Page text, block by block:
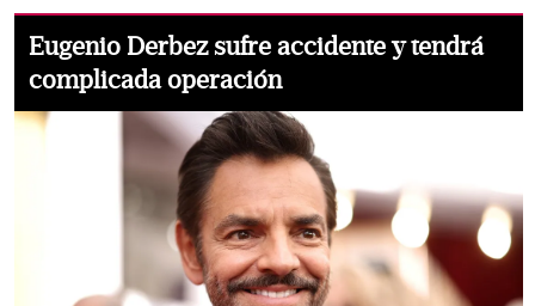
Eugenio Derbez sufre accidente y tendrá
complicada operación